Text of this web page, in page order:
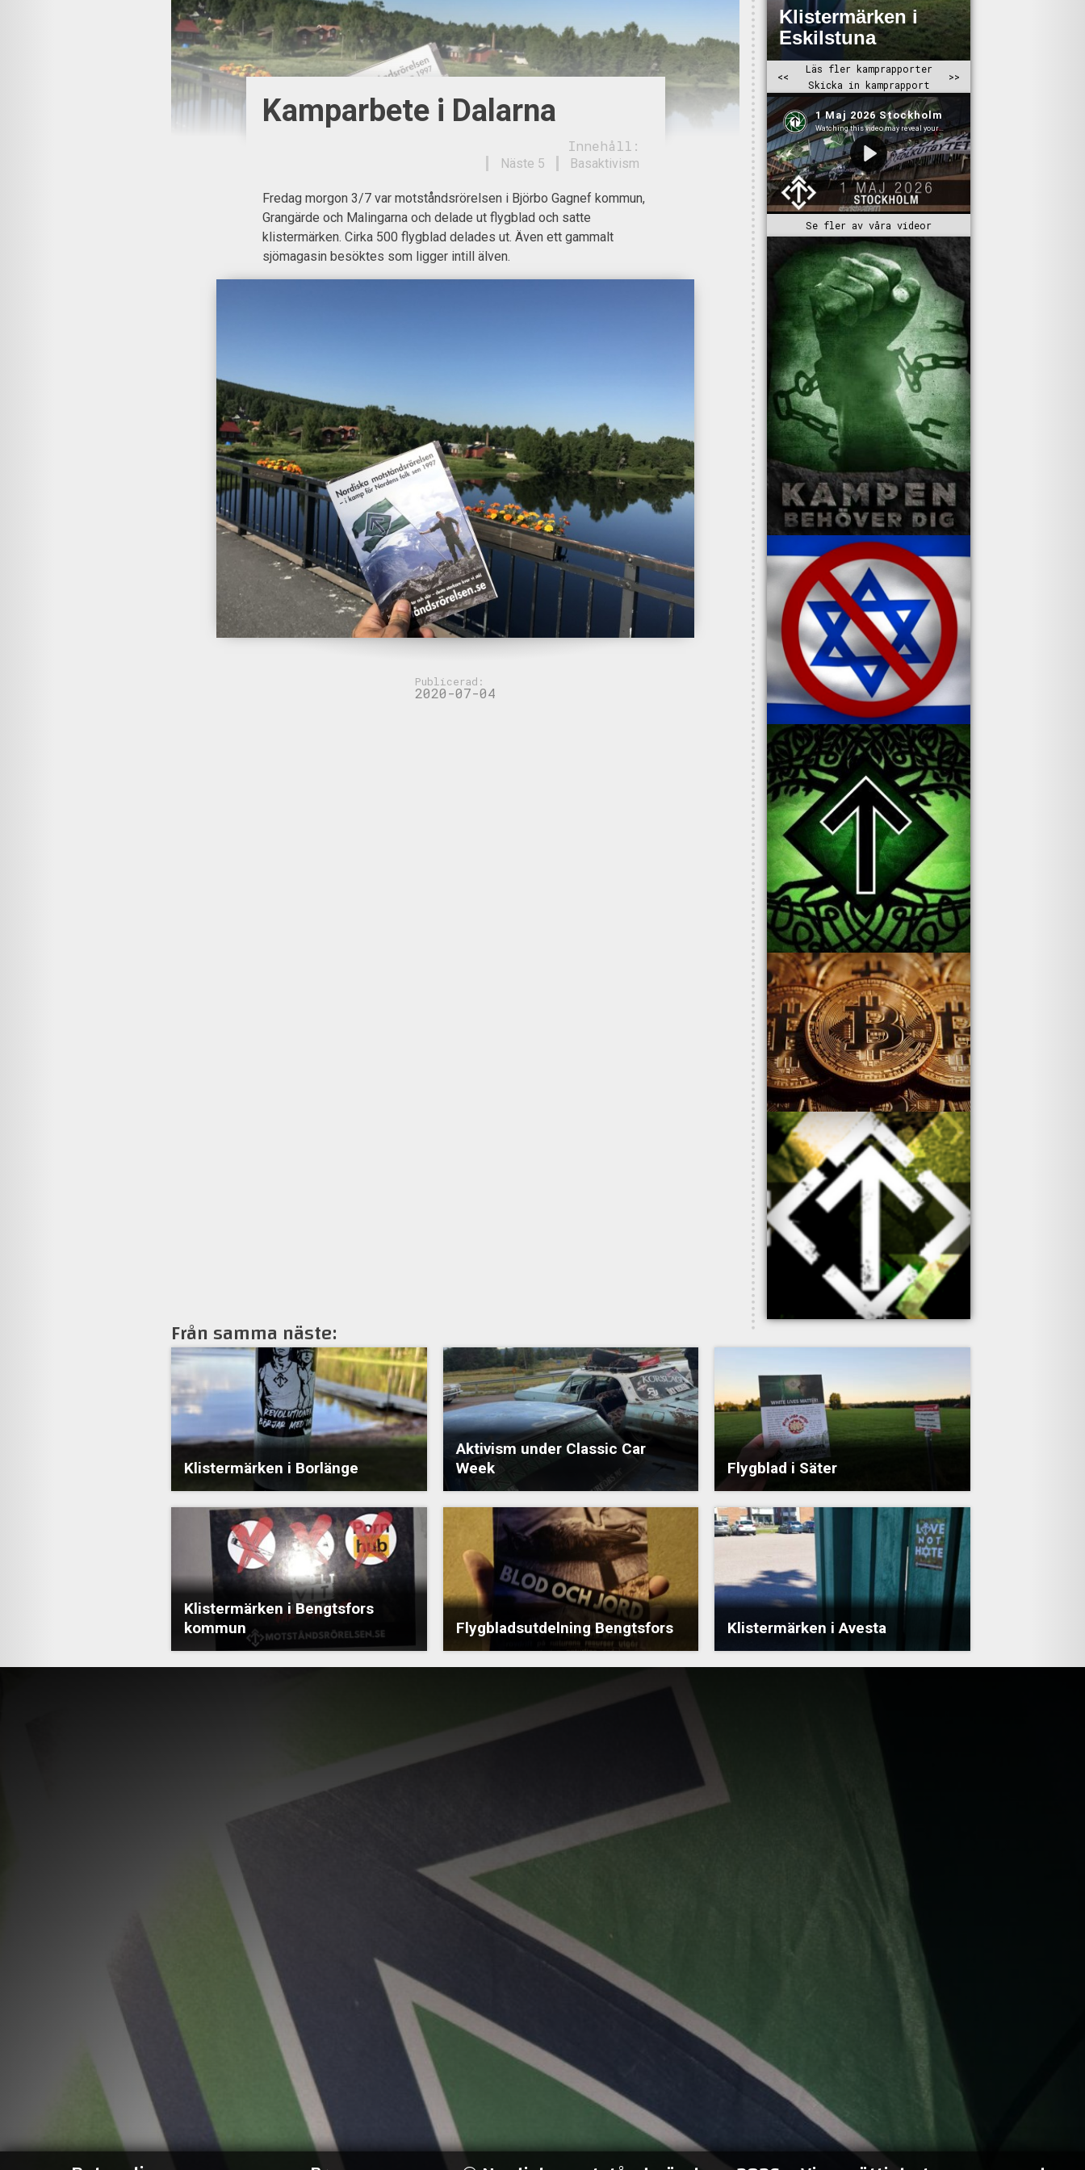
Kamparbete i Dalarna
Innehåll:
Basaktivism
Näste 5
Fredag morgon 3/7 var motståndsrörelsen i Björbo Gagnef kommun,
Grangärde och Malingarna och delade ut flygblad och satte
klistermärken. Cirka 500 flygblad delades ut. Även ett gammalt
sjömagasin besöktes som ligger intill älven.
Publicerad:
2020-07-04
Se fler av våra videor
Från samma näste:
Klistermärken i Borlänge
Aktivism under Classic Car
Week
Flygblad i Säter
Klistermärken i Bengtsfors
kommun
Flygbladsutdelning Bengtsfors Klistermärken i Avesta